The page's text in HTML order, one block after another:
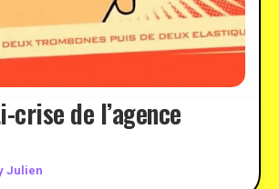
crise de l’agence
Julien